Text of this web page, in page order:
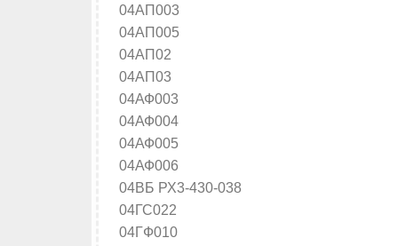
04АП003
04АП005
04АП02
04АП03
04АФ003
04АФ004
04АФ005
04АФ006
04ВБ РХ3-430-038
04ГС022
04ГФ010